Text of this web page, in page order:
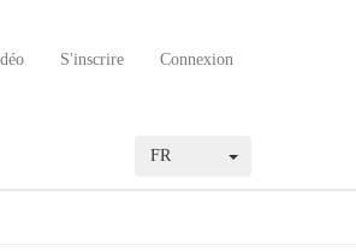
S'inscrire Connexion
FR